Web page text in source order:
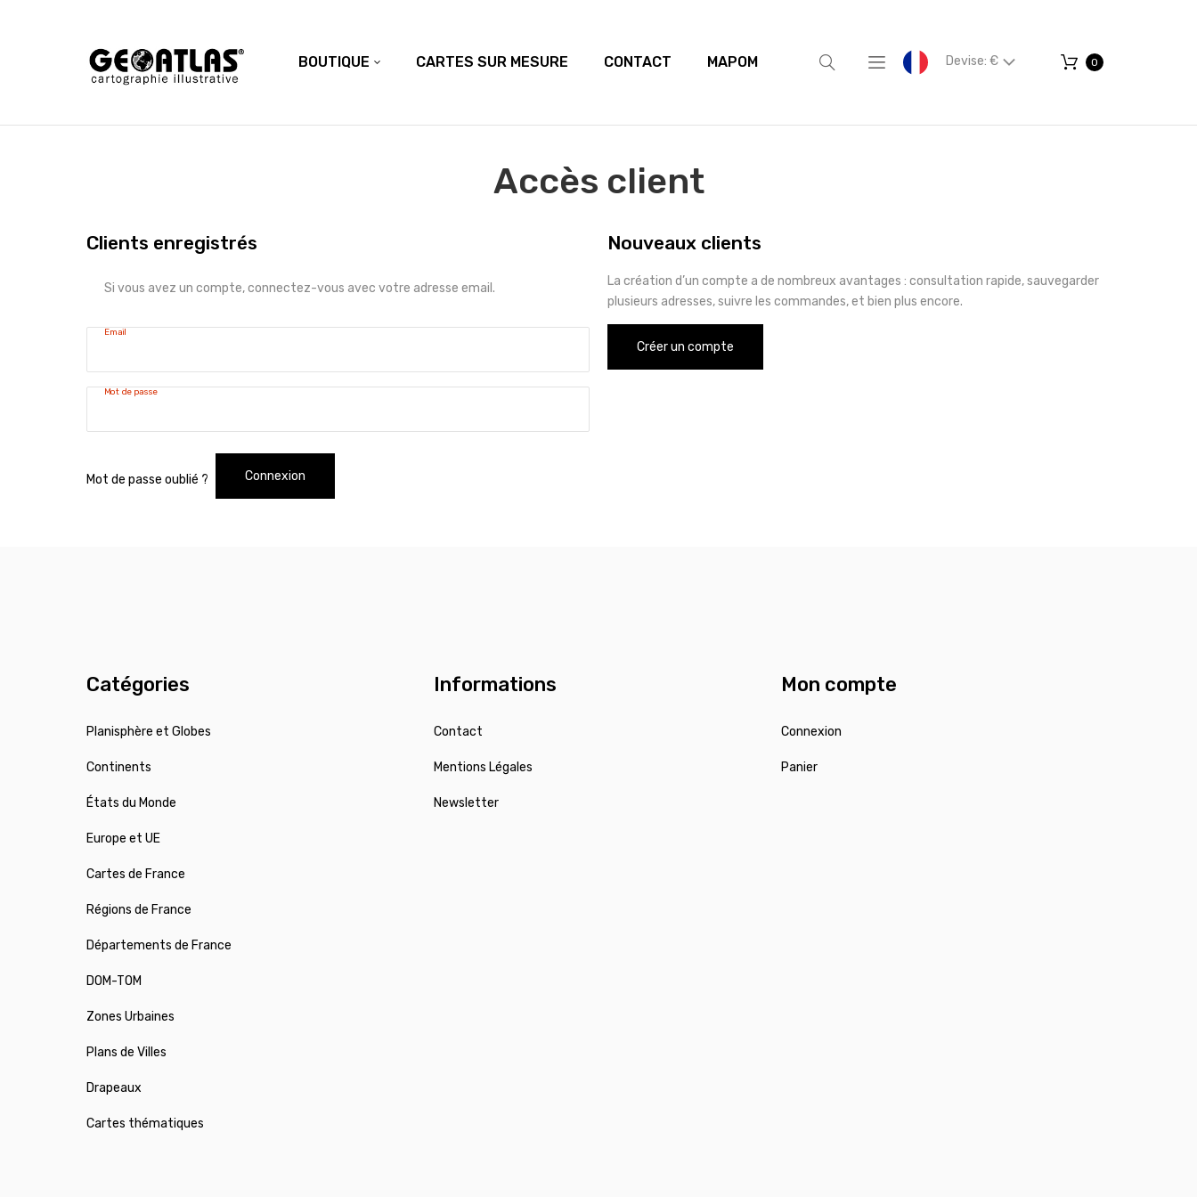
BOUTIQUE CARTES SUR MESURE CONTACT MAPOM Devise: € 0
Accès client
Clients enregistrés
Si vous avez un compte, connectez-vous avec votre adresse email.
Email
Mot de passe
Connexion
Mot de passe oublié ?
Nouveaux clients
La création d’un compte a de nombreux avantages : consultation rapide, sauvegarder
plusieurs adresses, suivre les commandes, et bien plus encore.
Créer un compte
Catégories
Planisphère et Globes
Continents
États du Monde
Europe et UE
Cartes de France
Régions de France
Départements de France
DOM-TOM
Zones Urbaines
Plans de Villes
Drapeaux
Cartes thématiques
Informations
Contact
Mentions Légales
Newsletter
Mon compte
Connexion
Panier